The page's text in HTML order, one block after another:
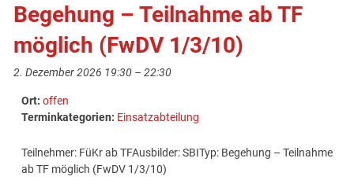
Begehung – Teilnahme ab TF
möglich (FwDV 1/3/10)
2. Dezember 2026 19:30 –22:30
Ort: offen
Terminkategorien: Einsatzabteilung
Teilnehmer: FüKr ab TFAusbilder: SBITyp: Begehung – Teilnahme
ab TF möglich (FwDV 1/3/10)